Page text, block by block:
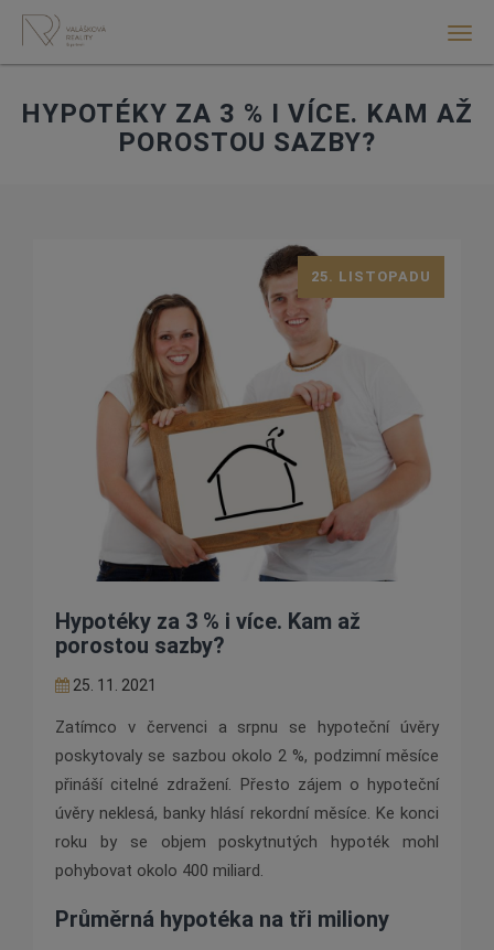
HYPOTÉKY ZA 3 % I VÍCE. KAM AŽ
POROSTOU SAZBY?
Hypotéky za 3 % i více. Kam až
porostou sazby?
25. 11. 2021
25. LISTOPADU
Zatímco v červenci a srpnu se hypoteční úvěry
poskytovaly se sazbou okolo 2 %, podzimní měsíce
přináší citelné zdražení. Přesto zájem o hypoteční
úvěry neklesá, banky hlásí rekordní měsíce. Ke konci
roku by se objem poskytnutých hypoték mohl
pohybovat okolo 400 miliard.
Průměrná hypotéka na tři miliony